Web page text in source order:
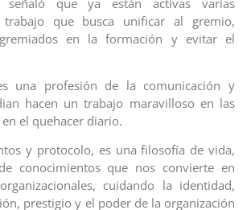
trabajo que busca unificar al gremio,
en la formación y evitar el
una profesión de la comunicación y
hacen un trabajo maravilloso en las
el quehacer diario.
y protocolo, es una filosofía de vida,
conocimientos que nos convierte en
cuidando la identidad,
prestigio y el poder de la organización